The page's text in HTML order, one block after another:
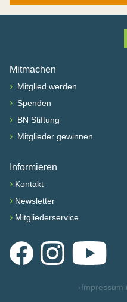
Mitmachen
› Mitglied werden
› Spenden
› BN Stiftung
› Mitglieder gewinnen
Informieren
› Kontakt
› Newsletter
› Mitgliederservice
FacebookInstagramYouTube
›Impressum